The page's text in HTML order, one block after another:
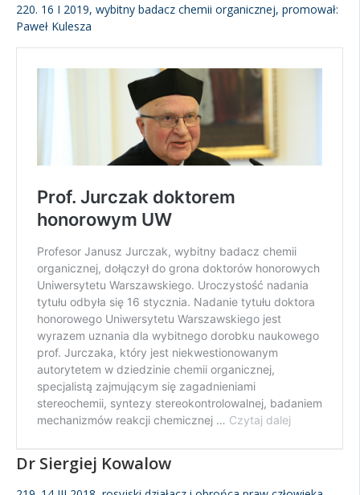
220. 16 I 2019, wybitny badacz chemii organicznej, promował:
Paweł Kulesza
Dr Siergiej Kowalow